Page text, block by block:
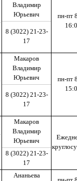
Владимир
Юрьевич
пн-пт
8 (3022) 21-23-
17
Макаров
Владимир
Юрьевич
пн-пт
8 (3022) 21-23-
17
Макаров
Владимир
Юрьевич
8 (3022) 21-23-
17
Ананьева